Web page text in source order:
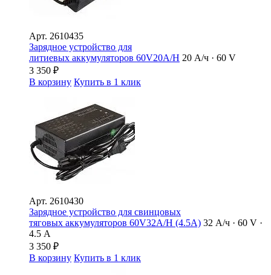
Арт. 2610435
Зарядное устройство для
литиевых аккумуляторов 60V20A/H 20 А/ч · 60 V
3 350 ₽
В корзину Купить в 1 клик
Арт. 2610430
Зарядное устройство для свинцовых
тяговых аккумуляторов 60V32A/H (4.5A) 32 А/ч · 60 V ·
4.5 А
3 350 ₽
В корзину Купить в 1 клик